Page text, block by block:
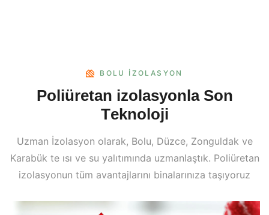
BOLU İZOLASYON
Poliüretan izolasyonla Son
Teknoloji
Uzman İzolasyon olarak, Bolu, Düzce, Zonguldak ve
Karabük te ısı ve su yalıtımında uzmanlaştık. Poliüretan
izolasyonun tüm avantajlarını binalarınıza taşıyoruz